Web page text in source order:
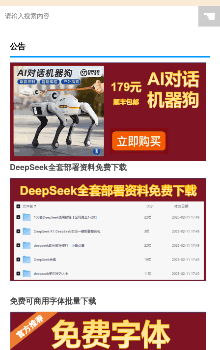
☚
公告
DeepSeek全套部署资料免费下载
免费可商用字体批量下载